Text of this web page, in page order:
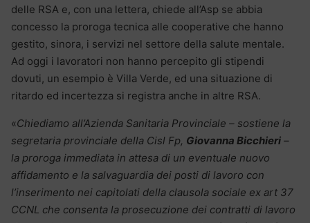
delle RSA e, con una lettera, chiede all’Asp se abbia
concesso la proroga tecnica alle cooperative che hanno
gestito, sinora, i servizi nel settore della salute mentale.
Ad oggi i lavoratori non hanno percepito gli stipendi
dovuti, un esempio è Villa Verde, ed una situazione di
ritardo ed incertezza si registra anche in altre RSA.
«Chiediamo all’Azienda Sanitaria Provinciale – sostiene la
segretaria provinciale della Cisl Fp, Giovanna Bicchieri –
la proroga immediata in attesa di un eventuale nuovo
affidamento e la salvaguardia dei posti di lavoro con
l’inserimento nei capitolati della clausola sociale ex art 37
CCNL che consenta la prosecuzione dei contratti di lavoro